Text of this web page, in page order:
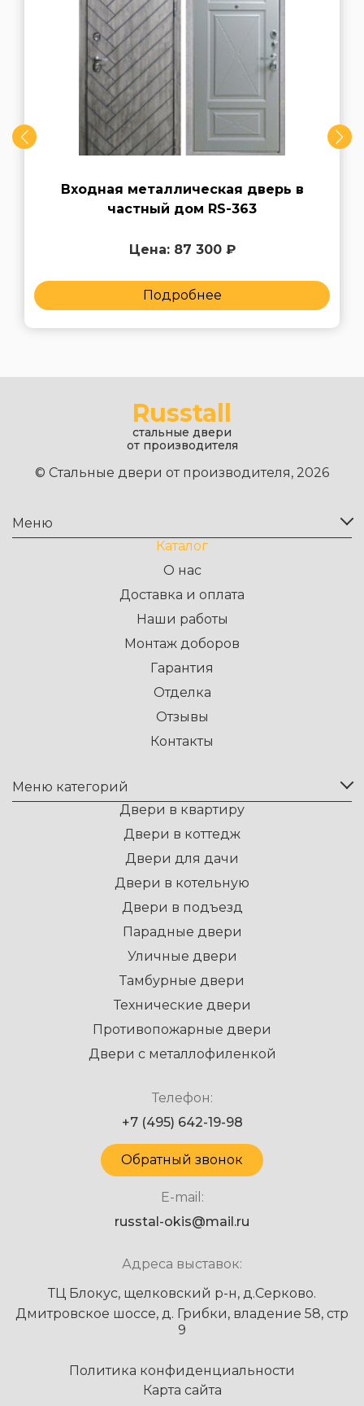
Входная металлическая дверь в
частный дом RS-363
Цена: 87 300 ₽
Подробнее
Russtall
стальные двери
от производителя
© Стальные двери от производителя, 2026
Меню
Каталог
О нас
Доставка и оплата
Наши работы
Монтаж доборов
Гарантия
Отделка
Отзывы
Контакты
Меню категорий
Двери в квартиру
Двери в коттедж
Двери для дачи
Двери в котельную
Двери в подъезд
Парадные двери
Уличные двери
Тамбурные двери
Технические двери
Противопожарные двери
Двери с металлофиленкой
Телефон:
+7 (495) 642-19-98
Обратный звонок
E-mail:
russtal-okis@mail.ru
Адреса выставок:
ТЦ Блокус, щелковский р-н, д.Серково.
Дмитровское шоссе, д. Грибки, владение 58, стр
9
Политика конфиденциальности
Карта сайта